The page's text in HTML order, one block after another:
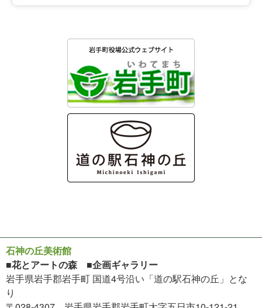
石神の丘美術館
■花とアートの森 ■企画ギャラリー
岩手県岩手郡岩手町 国道4号沿い「道の駅石神の丘」とな
り